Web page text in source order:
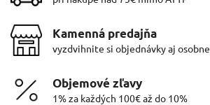
Kamenná predajňa
vyzdvihnite si objednávky aj osobne
Objemové zľavy
1% za každých 100€ až do 10%